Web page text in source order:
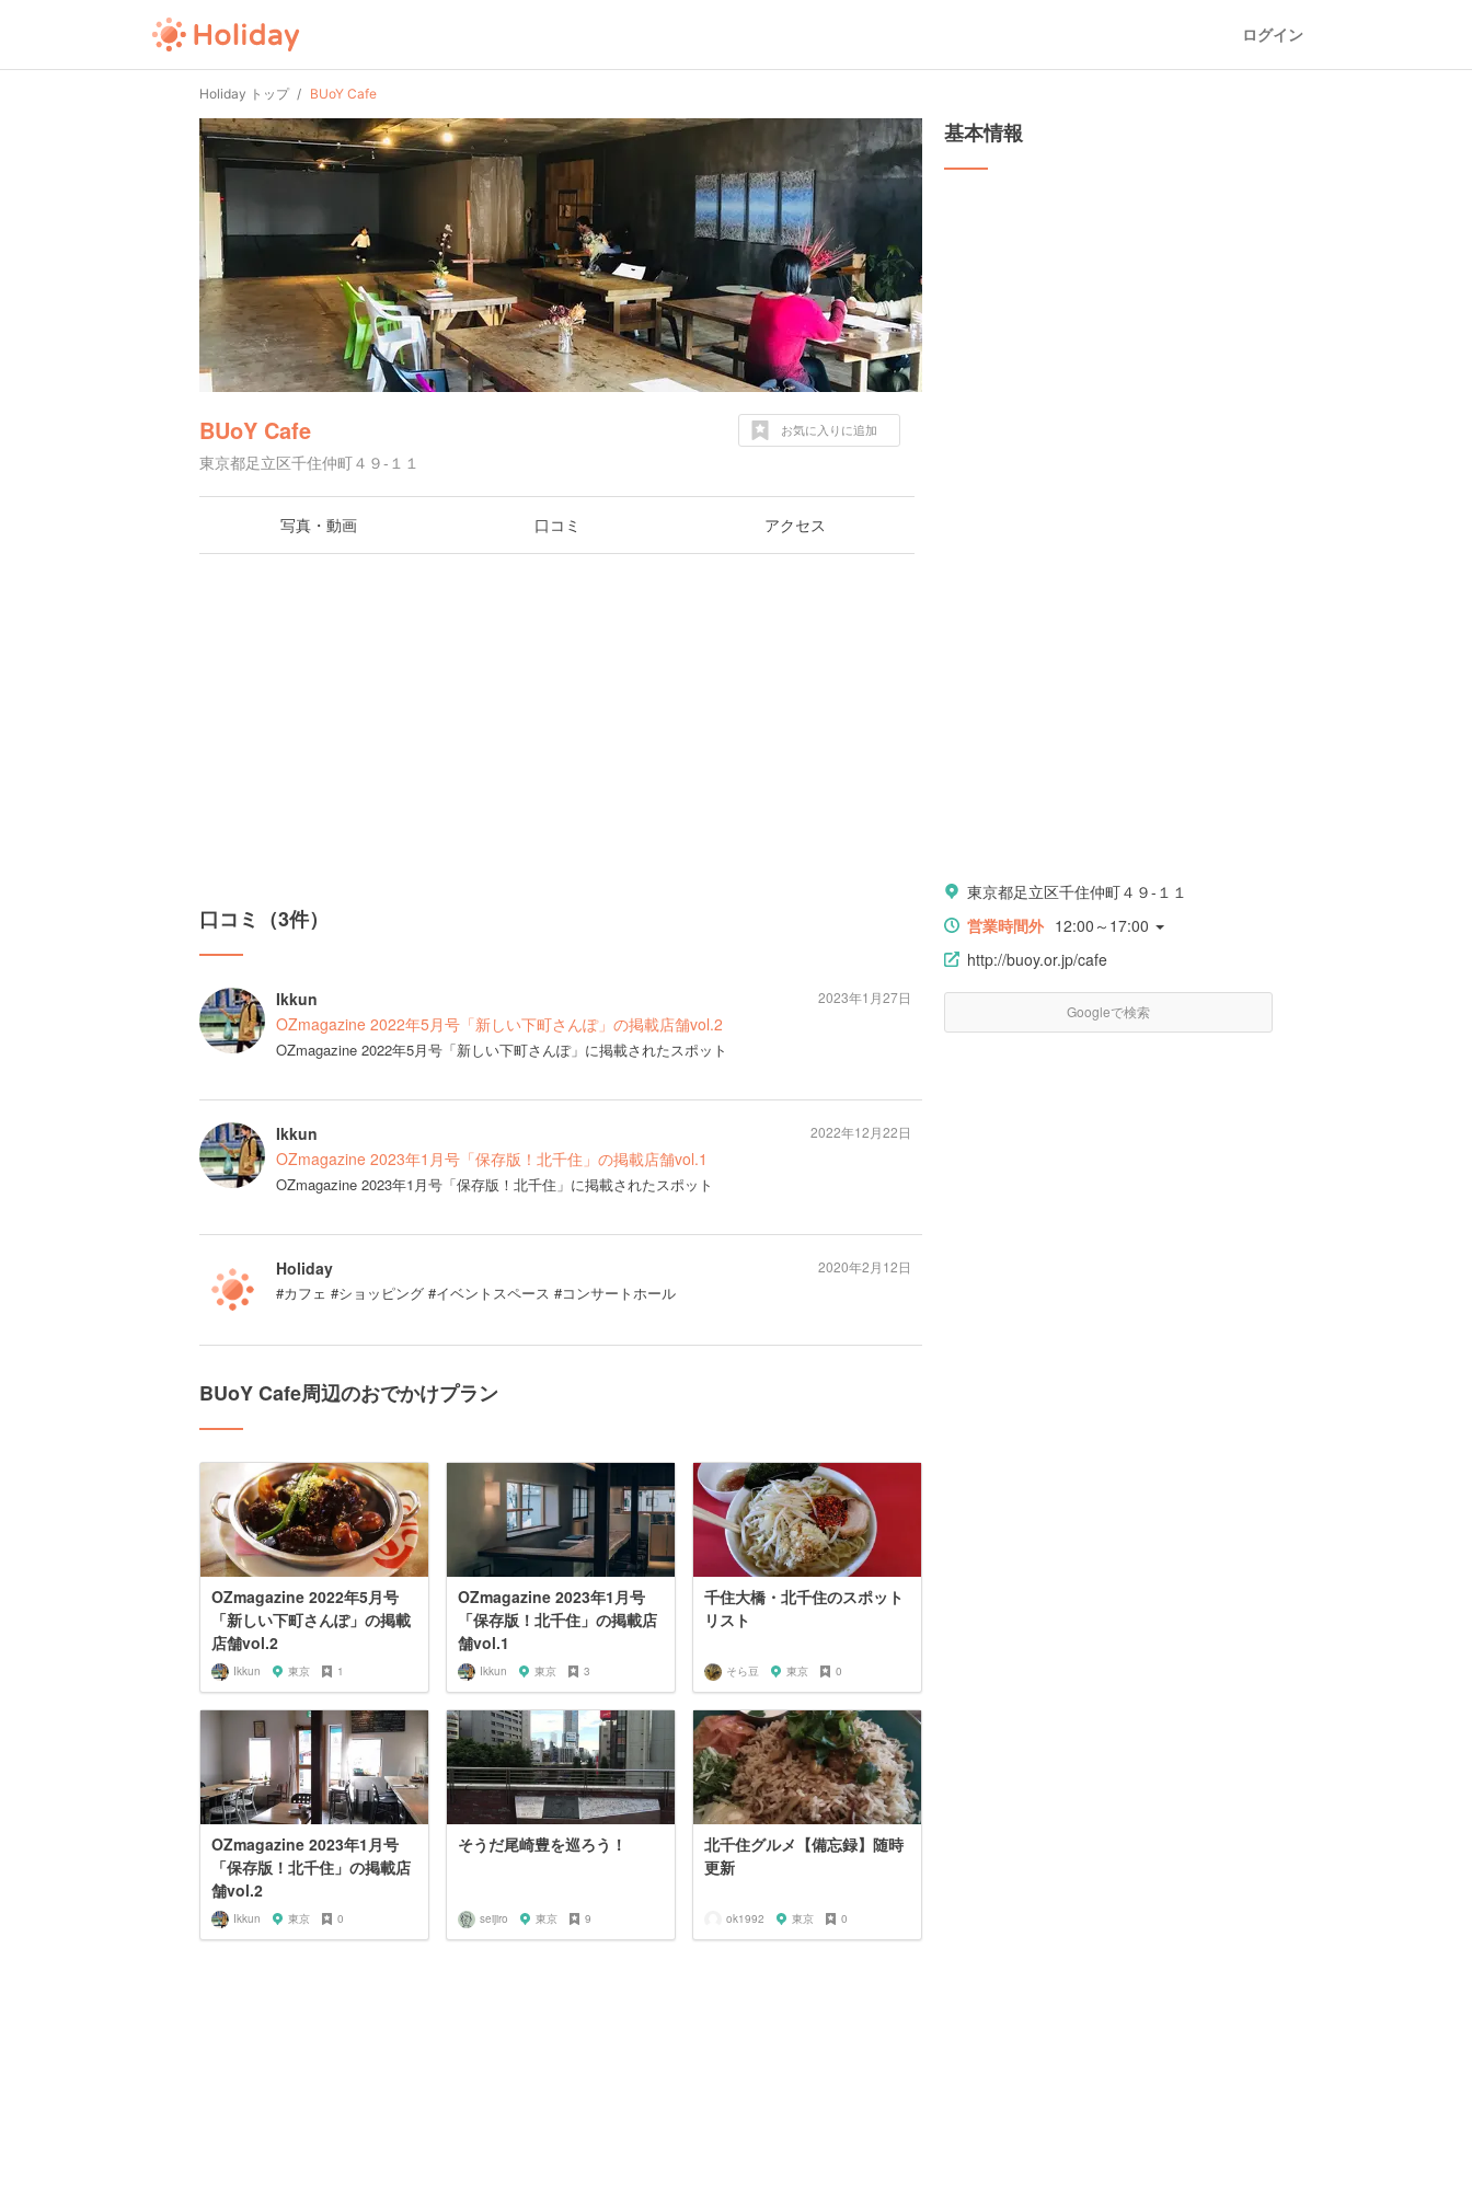
ログイン
Holiday トップ BUoY Cafe
BUoY Cafe
東京都足立区千住仲町４９-１１
お気に入りに追加
写真・動画 口コミ アクセス
口コミ（3件）
Ikkun
OZmagazine 2022年5月号「新しい下町さんぽ」の掲載店舗vol.2
OZmagazine 2022年5月号「新しい下町さんぽ」に掲載されたスポット
2023年1月27日
Ikkun
OZmagazine 2023年1月号「保存版！北千住」の掲載店舗vol.1
OZmagazine 2023年1月号「保存版！北千住」に掲載されたスポット
2022年12月22日
Holiday
#カフェ #ショッピング #イベントスペース #コンサートホール
2020年2月12日
BUoY Cafe周辺のおでかけプラン
OZmagazine 2022年5月号
「新しい下町さんぽ」の掲載
店舗vol.2
Ikkun 東京 1
OZmagazine 2023年1月号
「保存版！北千住」の掲載店
舗vol.1
Ikkun 東京 3
千住大橋・北千住のスポット
リスト
そら豆 東京 0
OZmagazine 2023年1月号
「保存版！北千住」の掲載店
舗vol.2
Ikkun 東京 0
そうだ尾崎豊を巡ろう！
seijiro 東京 9
北千住グルメ【備忘録】随時
更新
ok1992 東京 0
基本情報
東京都足立区千住仲町４９-１１
営業時間外 12:00～17:00
http://buoy.or.jp/cafe
Googleで検索